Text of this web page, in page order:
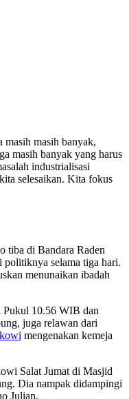
masih masih banyak,
masih banyak yang harus
industrialisasi
selesaikan. Kita fokus
tiba di Bandara Raden
selama tiga hari.
menunaikan ibadah
Pukul 10.56 WIB dan
juga relawan dari
mengenakan kemeja
Salat Jumat di Masjid
Dia nampak didampingi
Julian.